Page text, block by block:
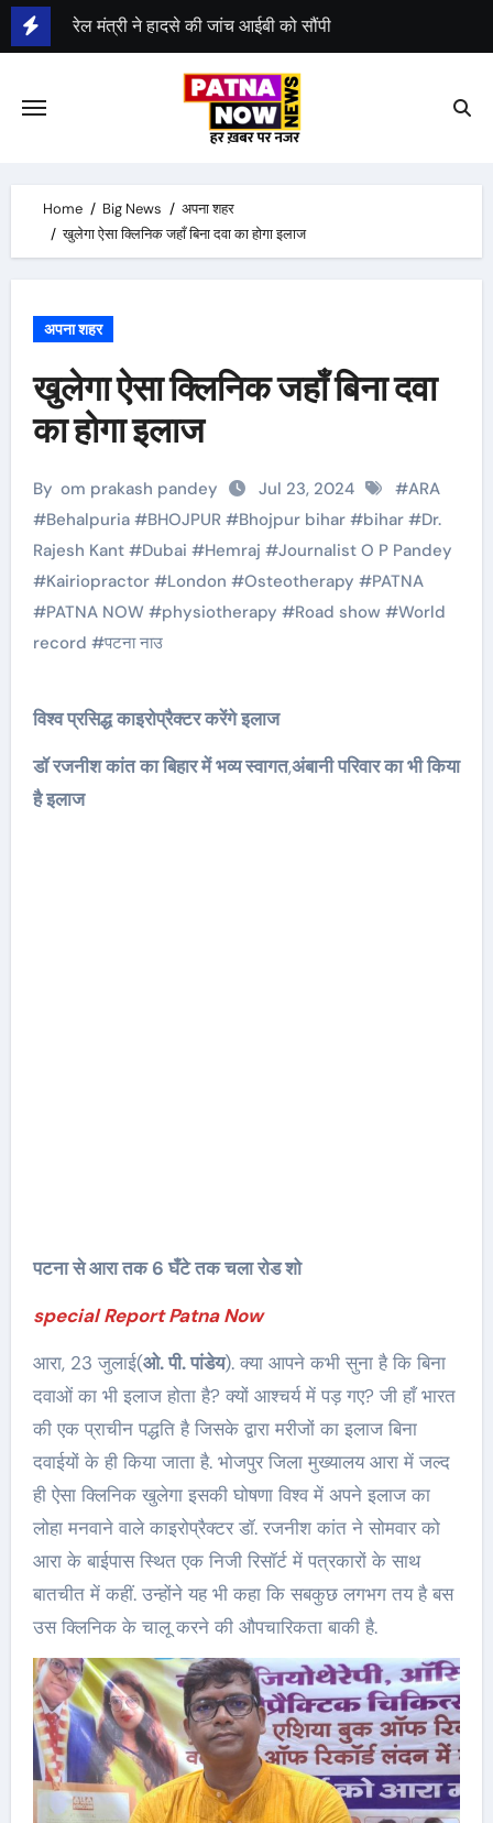
Skip
to
पटना में बिहटा एयरपोर्ट के निर्माण का रास्ता साफ
केन्द्र ने बिहटा एयरपोर्ट के लिए 1413 करोड़ रुपए मंजूर किए
दूसरी सक्षमता परीक्षा 23 अगस्त से 26 अगस्त तक होगी
Home Big News
अपना शहर
खुलेगा ऐसा क्लिनिक जहाँ बिना दवा का होगा इलाज
अपना शहर
खुलेगा ऐसा क्लिनिक जहाँ बिना दवा
का होगा इलाज
By om prakash pandey Jul 23, 2024 #ARA
#Behalpuria#BHOJPUR#Bhojpur bihar#bihar#Dr.
Rajesh Kant#Dubai #Hemraj #Journalist O P Pandey
#Kairiopractor#London #Osteotherapy #PATNA
#PATNA NOW #physiotherapy #Road show#World
record #पटना नाउ
विश्व प्रसिद्ध काइरोप्रैक्टर करेंगे इलाज
डॉ रजनीश कांत का बिहार में भव्य स्वागत,अंबानी परिवार का भी किया
है इलाज
पटना से आरा तक 6 घँटे तक चला रोड शो
special Report Patna Now
आरा, 23 जुलाई(ओ. पी. पांडेय). क्या आपने कभी सुना है कि बिना
दवाओं का भी इलाज होता है? क्यों आश्चर्य में पड़ गए? जी हाँ भारत
की एक प्राचीन पद्धति है जिसके द्वारा मरीजों का इलाज बिना
दवाईयों के ही किया जाता है. भोजपुर जिला मुख्यालय आरा में जल्द
ही ऐसा क्लिनिक खुलेगा इसकी घोषणा विश्व में अपने इलाज का
लोहा मनवाने वाले काइरोप्रैक्टर डॉ. रजनीश कांत ने सोमवार को
आरा के बाईपास स्थित एक निजी रिसॉर्ट में पत्रकारों के साथ
बातचीत में कहीं. उन्होंने यह भी कहा कि सबकुछ लगभग तय है बस
उस क्लिनिक के चालू करने की औपचारिकता बाकी है.